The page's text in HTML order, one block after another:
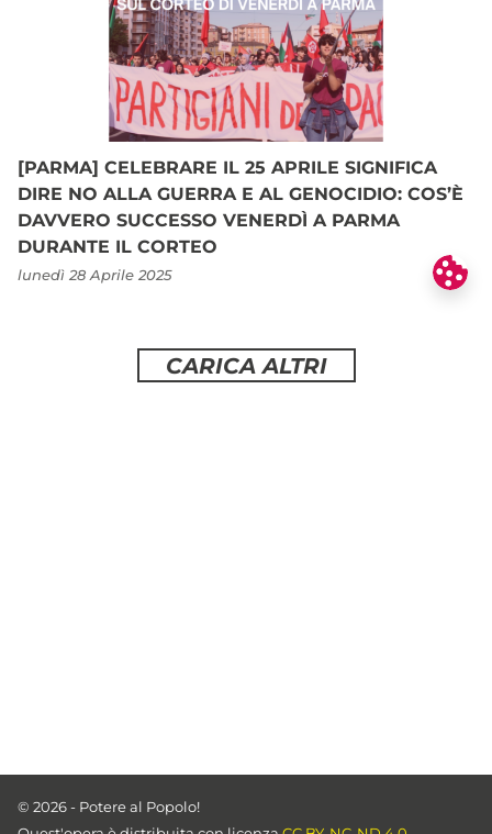
[PARMA] CELEBRARE IL 25 APRILE SIGNIFICA
DIRE NO ALLA GUERRA E AL GENOCIDIO: COS’È
DAVVERO SUCCESSO VENERDÌ A PARMA
DURANTE IL CORTEO
lunedì 28 Aprile 2025
CARICA ALTRI
© 2026 - Potere al Popolo!